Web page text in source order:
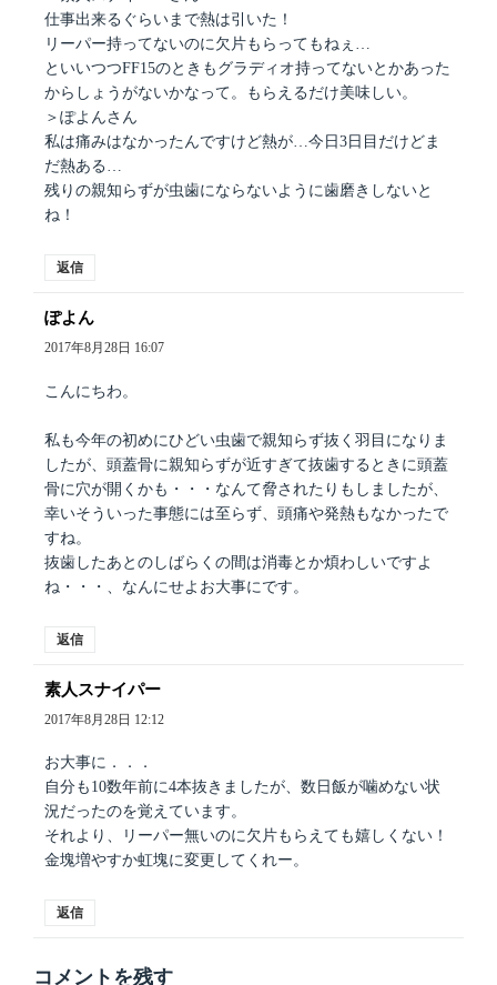
仕事出来るぐらいまで熱は引いた！
リーパー持ってないのに欠片もらってもねぇ…
といいつつFF15のときもグラディオ持ってないとかあった
からしょうがないかなって。もらえるだけ美味しい。
＞ぽよんさん
私は痛みはなかったんですけど熱が…今日3日目だけどま
だ熱ある…
残りの親知らずが虫歯にならないように歯磨きしないと
ね！
返信
ぽよん
り:
2017年8月28日 16:07
こんにちわ。
私も今年の初めにひどい虫歯で親知らず抜く羽目になりま
したが、頭蓋骨に親知らずが近すぎて抜歯するときに頭蓋
骨に穴が開くかも・・・なんて脅されたりもしましたが、
幸いそういった事態には至らず、頭痛や発熱もなかったで
すね。
抜歯したあとのしばらくの間は消毒とか煩わしいですよ
ね・・・、なんにせよお大事にです。
返信
素人スナイパー
り:
2017年8月28日 12:12
お大事に．．．
自分も10数年前に4本抜きましたが、数日飯が噛めない状
況だったのを覚えています。
それより、リーパー無いのに欠片もらえても嬉しくない！
金塊増やすか虹塊に変更してくれー。
返信
コメントを残す